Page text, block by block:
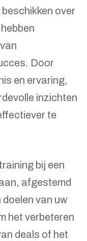
over
Door
en ervaring,
inzichten
te
bij een
afgestemd
van uw
het verbeteren
deals of het